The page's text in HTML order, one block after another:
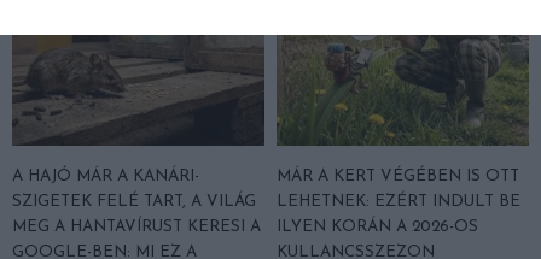
A HAJÓ MÁR A KANÁRI-
SZIGETEK FELÉ TART, A VILÁG
MEG A HANTAVÍRUST KERESI A
GOOGLE-BEN: MI EZ A
MÁR A KERT VÉGÉBEN IS OTT
LEHETNEK: EZÉRT INDULT BE
ILYEN KORÁN A 2026-OS
KULLANCSSZEZON